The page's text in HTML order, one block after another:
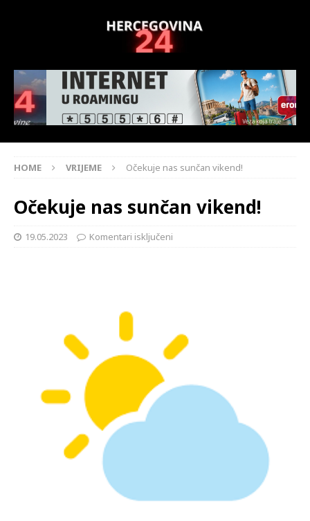
HOME VRIJEME Očekuje nas sunčan vikend!
Očekuje nas sunčan vikend!
19.05.2023 Komentari isključeni